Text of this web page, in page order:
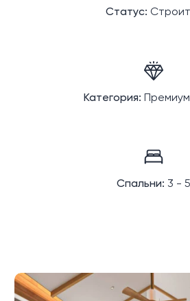
Статус:
Категория:
Спальни: 3 - 5